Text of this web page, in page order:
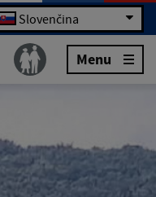
Slovenčina
Menu